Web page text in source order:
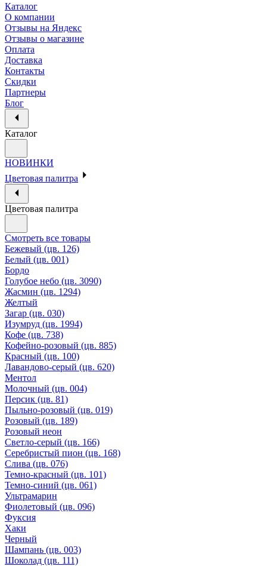
Каталог
О компании
Отзывы на Яндекс
Отзывы о магазине
Оплата
Доставка
Контакты
Скидки
Партнеры
Блог
Каталог
НОВИНКИ
Цветовая палитра
Цветовая палитра
Смотреть все товары
Бежевый (цв. 126)
Белый (цв. 001)
Бордо
Голубое небо (цв. 3090)
Жасмин (цв. 1294)
Желтый
Загар (цв. 030)
Изумруд (цв. 1994)
Кофе (цв. 738)
Кофейно-розовый (цв. 885)
Красный (цв. 100)
Лавандово-серый (цв. 620)
Ментол
Молочный (цв. 004)
Персик (цв. 81)
Пыльно-розовый (цв. 019)
Розовый (цв. 189)
Розовый неон
Светло-серый (цв. 166)
Серебристый пион (цв. 168)
Слива (цв. 076)
Темно-красный (цв. 101)
Темно-синий (цв. 061)
Ультрамарин
Фиолетовый (цв. 096)
Фуксия
Хаки
Черный
Шампань (цв. 003)
Шоколад (цв. 111)